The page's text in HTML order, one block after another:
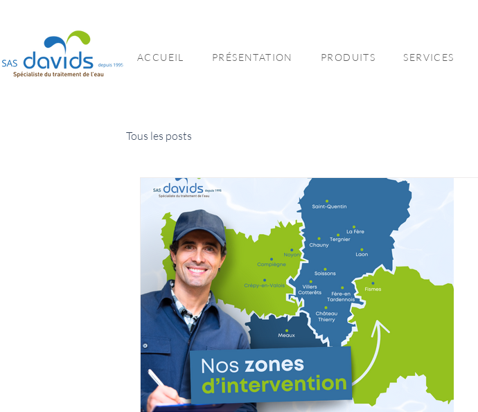
ACCUEIL PRÉSENTATION PRODUITS SERVICES
Tous les posts